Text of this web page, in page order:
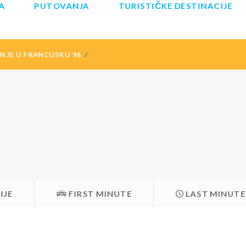
PUTOVANJA TURISTIČKE DESTINACIJE
U FRANCUSKU 96
FIRST MINUTE LAST